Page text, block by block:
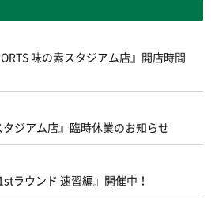
味の素スタジアム店』開店時間
タジアム店』臨時休業のお知らせ
ラウンド 速習編』開催中！